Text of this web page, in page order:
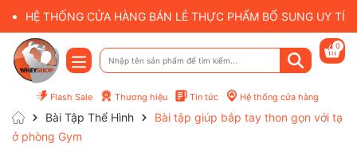
HỆ THỐNG CỬA HÀNG BÁN LẺ THỰC PHẨM BỔ SUNG UY
Flash Sale Thương hiệu Tin tức Hệ thống cửa hàng
0
Bài Tập Thể Hình
Bài tập giúp bắp tay thon gọn với tạ
ở phòng Gym